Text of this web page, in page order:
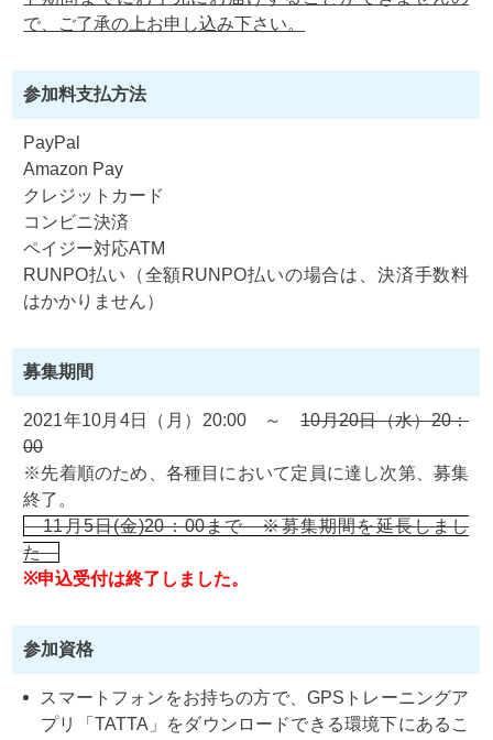
で、ご了承の上お申し込み下さい。
参加料支払方法
PayPal
Amazon Pay
クレジットカード
コンビニ決済
ペイジー対応ATM
RUNPO払い（全額RUNPO払いの場合は、決済手数料
はかかりません）
募集期間
2021年10月4日（月）20:00 ～10月20日（水）20：
00
※先着順のため、各種目において定員に達し次第、募集
終了。
11月5日(金)20：00まで ※募集期間を延長しまし
た
※申込受付は終了しました。
参加資格
スマートフォンをお持ちの方で、GPSトレーニングア
プリ「TATTA」をダウンロードできる環境下にあるこ